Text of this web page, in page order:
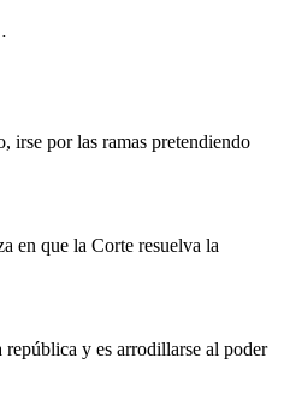
irse por las ramas pretendiendo
en que la Corte resuelva la
república y es arrodillarse al poder